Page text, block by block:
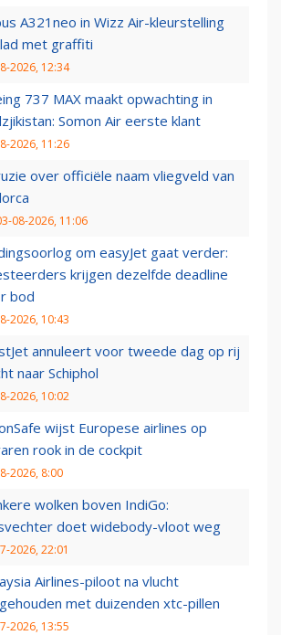
A321neo in Wizz Air-kleurstelling
met graffiti
2026, 12:34
737 MAX maakt opwachting in
Somon Air eerste klant
2026, 11:26
over officiële naam vliegveld van
08-2026, 11:06
om easyJet gaat verder:
krijgen dezelfde deadline
bod
2026, 10:43
annuleert voor tweede dag op rij
naar Schiphol
2026, 10:02
wijst Europese airlines op
rook in de cockpit
2026, 8:00
wolken boven IndiGo:
doet widebody-vloot weg
2026, 22:01
Airlines-piloot na vlucht
met duizenden xtc-pillen
2026, 13:55